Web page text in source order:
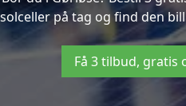
solceller på tag og find den
Få 3 tilbud,